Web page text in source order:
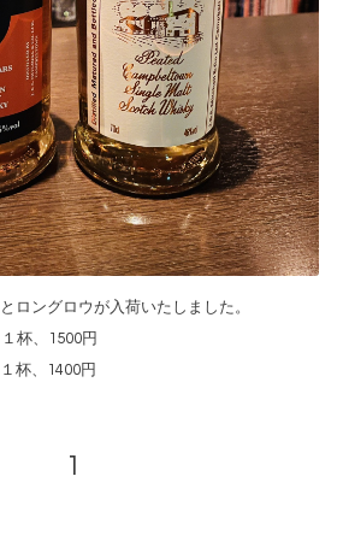
ロングロウが入荷いたしました。
杯、1500円
1400円
1